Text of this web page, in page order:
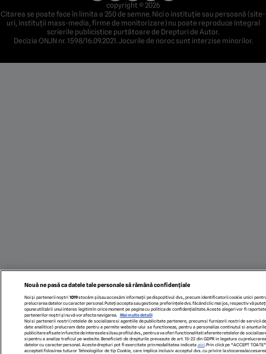
copyright © 2026
Citarea se poate face în limita a 250 de semne. Nici o instituţie sau persoană (site-
uri, instituţii mass-media, firme de monitorizare) nu poate reproduce integral
scrierile publicistice purtătoare de Drepturi de Autor.
Decizia ONJN nr. 1598/16.09.2021. Jocurile de noroc sunt interzise minorilor.
Nouă ne pasă ca datele tale personale să rămână confidențiale
Noi și partenerii noștri 1019stocăm și/sau accesăm informații pe dispozitivul dvs., precum identificatorii cookie unici
prelucrarea datelor cu caracter personal. Puteți accepta sau gestiona preferințele dvs. făcând clic mai jos, respectiv vă
opune utilizării unui interes legitim în orice moment pe pagina cu politica de confidențialitate. Aceste alegeri vor fi
partenerilor noștri și nu vă vor afecta navigarea.
Mai multe detalii
Noi si partenerii nostri (retelele de socializare si agentiile de publicitate partenere, precum si furnizorii nostri de servicii
date analitice) prelucram date pentru a permite website-ului sa functioneze, pentru a personaliza continutul si
publicitare afisate in functie de interesele si/sau profilul dvs., pentru a va oferi functionalitati aferente retelelor de
si pentru a analiza traficul pe website. Beneficiati de drepturile prevazute de art. 15-22 din GDPR in legatura cu
datelor cu caracter personal. Aceste drepturi pot fi exercitate prin modalitatea indicata aici. Prin click pe “ACCEPT
acceptati folosirea tuturor Tehnologiilor de tip Cookie, care implica inclusiv acceptul dvs. cu privire la stocarea/